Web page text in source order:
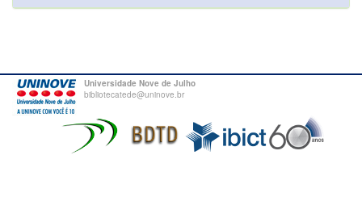
Universidade Nove de Julho
bibliotecatede@uninove.br